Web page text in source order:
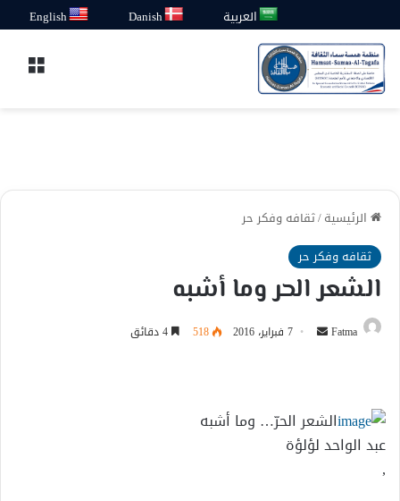
العربية Danish
English
الرئيسية/ثقافه وفكر حر
ثقافه وفكر حر
الشعر الحر وما أشبه
Fatma
أرسل 7 فبراير، 2016 518
الشعر الحرّ… وما أشبه
عبد الواحد لؤلؤة
,